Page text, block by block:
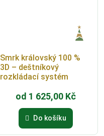
Smrk královský 100 %
3D – deštníkový
rozkládací systém
od 1 625,00 Kč
Do košíku